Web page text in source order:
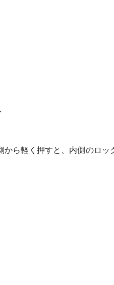
から軽く押すと、内側のロッ